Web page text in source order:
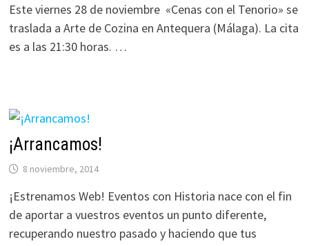
Este viernes 28 de noviembre «Cenas con el Tenorio» se
traslada a Arte de Cozina en Antequera (Málaga). La cita
es a las 21:30 horas. …
¡Arrancamos!
8 noviembre, 2014
¡Estrenamos Web! Eventos con Historia nace con el fin
de aportar a vuestros eventos un punto diferente,
recuperando nuestro pasado y haciendo que tus